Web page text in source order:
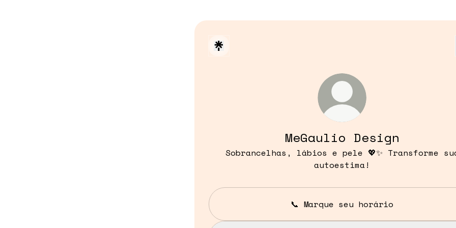
MeGaulio Design
Sobrancelhas, lábios e pele 💖✨ Transforme
autoestima!
📞 Marque seu horário